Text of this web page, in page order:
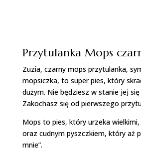
Przytulanka Mops
Zuzia, czarny mops przytulanka,
mopsiczka, to super pies, który
dużym. Nie będziesz w stanie jej
Zakochasz się od pierwszego
Mops to pies, który urzeka
oraz cudnym pyszczkiem, który aż
mnie”.